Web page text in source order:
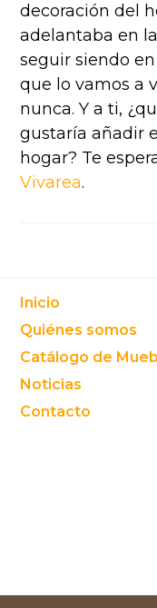
decoración del
adelantaba en
seguir siendo
que lo vamos a
nunca. Y a ti,
gustaría añadir
hogar? Te
Vivarea.
Footer
Inicio
Quiénes somos
Catálogo de
Noticias
Contacto